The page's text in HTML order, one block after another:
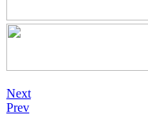
Next
Prev